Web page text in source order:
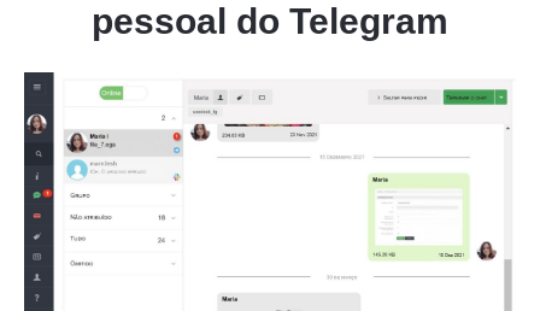
pessoal do Telegram